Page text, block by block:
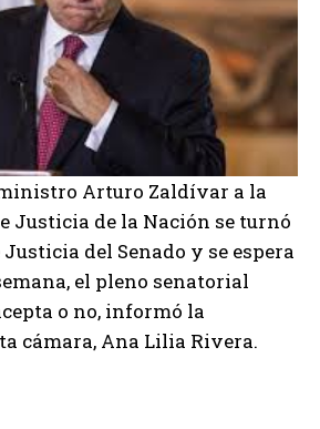
Arturo Zaldívar a la
Justicia de la Nación se turnó
del Senado y se espera
el pleno senatorial
o no, informó la
cámara, Ana Lilia Rivera.